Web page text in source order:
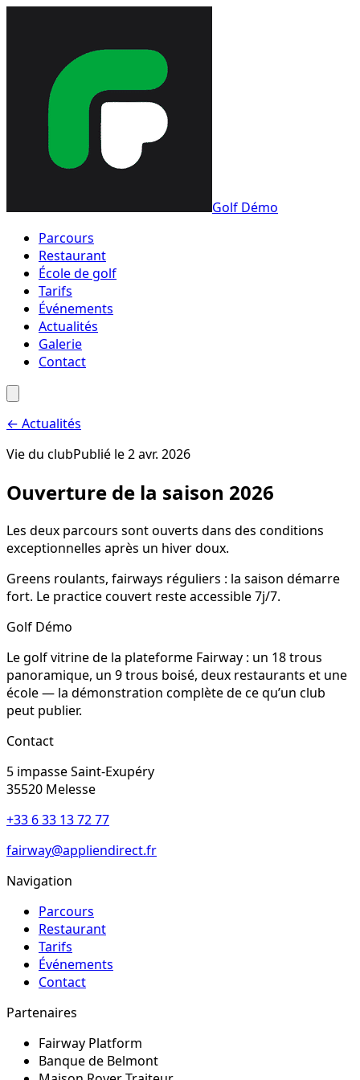
Golf Démo
Parcours
Restaurant
École de golf
Tarifs
Événements
Actualités
Galerie
Contact
← Actualités
Vie du clubPublié le2 avr. 2026
Ouverture de la saison 2026
Les deux parcours sont ouverts dans des conditions
exceptionnelles après un hiver doux.
Greens roulants, fairways réguliers : la saison démarre
fort. Le practice couvert reste accessible 7j/7.
Golf Démo
Le golf vitrine de la plateforme Fairway : un 18 trous
panoramique, un 9 trous boisé, deux restaurants et une
école — la démonstration complète de ce qu’un club
peut publier.
Contact
5 impasse Saint-Exupéry
35520 Melesse
+33 6 33 13 72 77
fairway@appliendirect.fr
Navigation
Parcours
Restaurant
Tarifs
Événements
Contact
Partenaires
Fairway Platform
Banque de Belmont